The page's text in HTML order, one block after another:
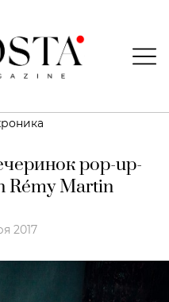
pop-up-
Rémy Martin
2017